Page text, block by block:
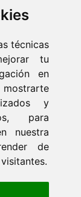
técnicas
tu
en
y
para
nuestra
de